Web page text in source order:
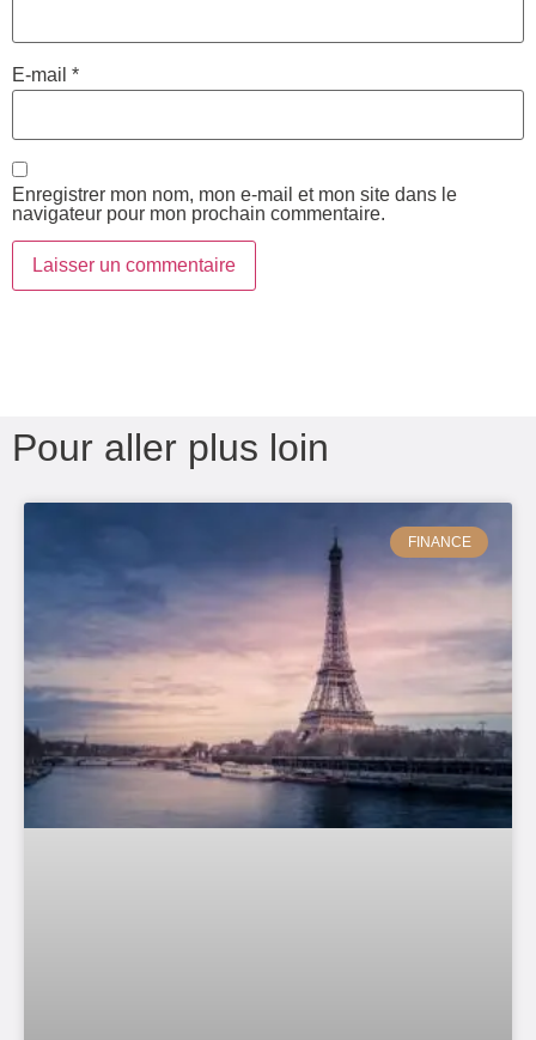
E-mail *
Enregistrer mon nom, mon e-mail et mon site dans le
navigateur pour mon prochain commentaire.
Pour aller plus loin
FINANCE